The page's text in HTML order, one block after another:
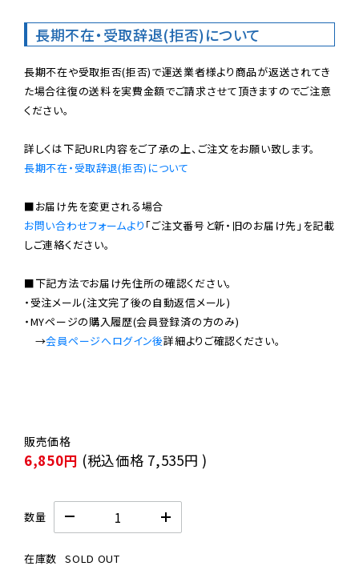
長期不在・受取辞退(拒否)について
長期不在や受取拒否(拒否)で運送業者様より商品が返送されてき
た場合往復の送料を実費金額でご請求させて頂きますのでご注意
ください。
長期不在・受取辞退(拒否)について
お問い合わせフォームより 「ご注文番号と新・旧のお届け先」を記載
しご連絡ください。
■下記方法でお届け先住所の確認ください。
・受注メール(注文完了後の自動返信メール)
・MYページの購入履歴(会員登録済の方のみ)
→会員ページへログイン後
6,850円 (税込価格 7,535円 )
数量
在庫数 SOLD OUT